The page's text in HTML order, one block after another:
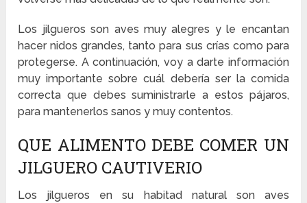
Los jilgueros son aves muy alegres y le encantan
hacer nidos grandes, tanto para sus crías como para
protegerse. A continuación, voy a darte información
muy importante sobre cuál debería ser la comida
correcta que debes suministrarle a estos pájaros,
para mantenerlos sanos y muy contentos.
QUE ALIMENTO DEBE COMER UN
JILGUERO CAUTIVERIO
Los jilgueros en su habitad natural son aves